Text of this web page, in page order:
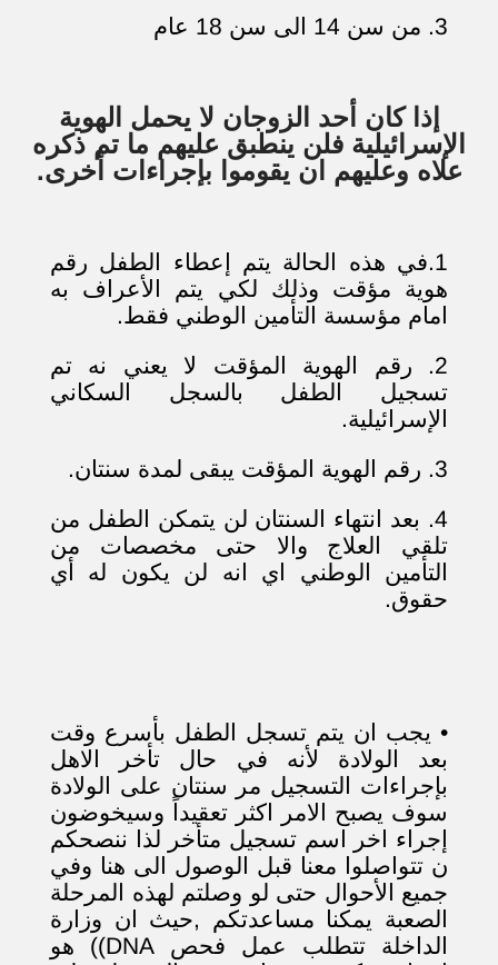
3. من سن 14 الى سن 18 عام
إذا كان أحد الزوجان لا يحمل الهوية
الإسرائيلية فلن ينطبق عليهم ما تم ذكره
علاه وعليهم ان يقوموا بإجراءات أخرى.
1.في هذه الحالة يتم إعطاء الطفل رقم
هوية مؤقت وذلك لكي يتم الأعراف به
امام مؤسسة التأمين الوطني فقط.
2. رقم الهوية المؤقت لا يعني نه تم
تسجيل الطفل بالسجل السكاني
الإسرائيلية.
3. رقم الهوية المؤقت يبقى لمدة سنتان.
4. بعد انتهاء السنتان لن يتمكن الطفل من
تلقي العلاج والا حتى مخصصات من
التأمين الوطني اي انه لن يكون له أي
حقوق.
• يجب ان يتم تسجل الطفل بأسرع وقت
بعد الولادة لأنه في حال تأخر الاهل
بإجراءات التسجيل مر سنتان على الولادة
سوف يصبح الامر اكثر تعقيداً وسيخوضون
إجراء اخر اسم تسجيل متأخر لذا ننصحكم
ن تتواصلوا معنا قبل الوصول الى هنا وفي
جميع الأحوال حتى لو وصلتم لهذه المرحلة
الصعبة يمكنا مساعدتكم ,حيث ان وزارة
الداخلة تتطلب عمل فحص DNA) ) هو